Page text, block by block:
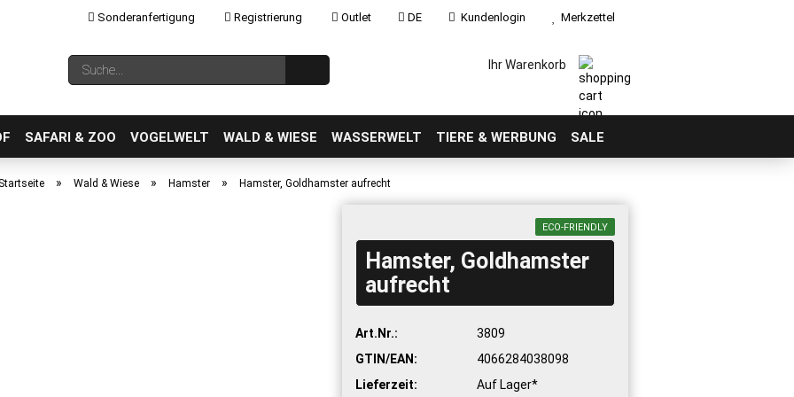
Sonderanfertigung Registrierung Outlet DE
Sprache auswählen
Kundenlogin
Passwort vergessen?
Merkzettel
Suche... Ihr Warenkorb
SAFARI & ZOO VOGELWELT WALD & WIESE WASSERWELT TIERE & WERBUNG SALE
Startseite » Wald & Wiese » Hamster » Hamster, Goldhamster aufrecht
ECO-FRIENDLY
Hamster, Goldhamster
aufrecht
Art.Nr.:
3809
GTIN/EAN:
4066284038098
Lieferzeit:
Auf Lager*